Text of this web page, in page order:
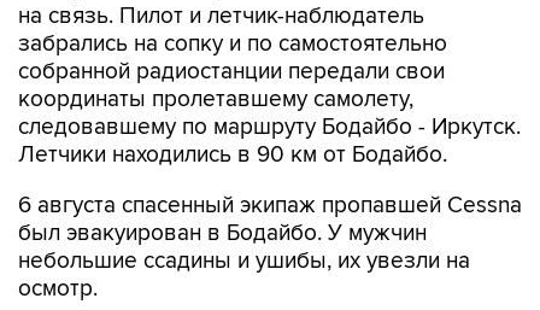
на связь. Пилот и летчик-наблюдатель
забрались на сопку и по самостоятельно
собранной радиостанции передали свои
координаты пролетавшему самолету,
следовавшему по маршруту Бодайбо - Иркутск.
Летчики находились в 90 км от Бодайбо.
6 августа спасенный экипаж пропавшей Cessna
был эвакуирован в Бодайбо. У мужчин
небольшие ссадины и ушибы, их увезли на
осмотр.